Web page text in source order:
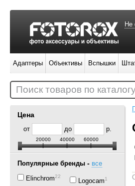
Цена
от до р.
20000 40000 60000
Популярные бренды - все
Elinchrom22
Logocam1
Не
Адаптеры Объективы Вспышки
Поиск товаров по